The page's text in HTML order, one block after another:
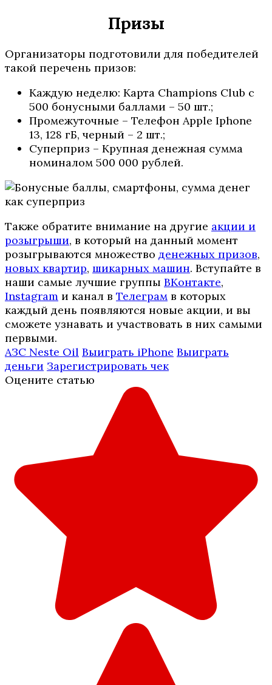
Призы
Организаторы подготовили для победителей
такой перечень призов:
Каждую неделю: Карта Champions Club с
500 бонусными баллами – 50 шт.;
Промежуточные – Телефон Apple Iphone
13, 128 гБ, черный – 2 шт.;
Суперприз – Крупная денежная сумма
номиналом 500 000 рублей.
Также обратите внимание на другие акции и
розыгрыши, в который на данный момент
розыгрываются множество денежных призов,
новых квартир, шикарных машин. Вступайте в
наши самые лучшие группы ВКонтакте,
Instagram и канал в Телеграм в которых
каждый день появляются новые акции, и вы
сможете узнавать и участвовать в них самыми
первыми.
АЗС Neste Oil Выиграть iPhone Выиграть
деньги Зарегистрировать чек
Оцените статью